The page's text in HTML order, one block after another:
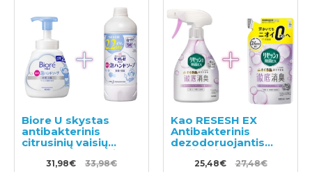
Biore U skystas
antibakterinis
citrusinių vaisių
kvapo rankų muilas
500ml + užpildas
31,98€ 33,98€
Kao RESESH EX
Antibakterinis
dezodoruojantis
purškiklis
drabužiams ir
25,48€ 27,48€